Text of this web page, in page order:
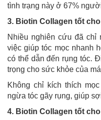
tình trạng này ở 67%
3. Biotin Collagen tốt
Nhiều nghiên cứu đã chỉ
việc giúp tóc mọc nhanh
có thể dẫn đến rụng tóc.
trọng cho sức khỏe của
Không chỉ kích thích
ngừa tóc gãy rụng, giúp
4. Biotin Collagen tốt